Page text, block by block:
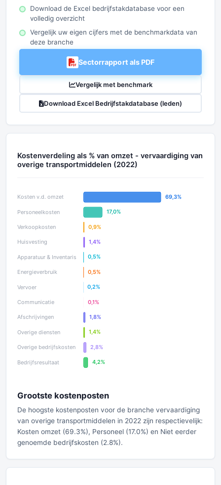
Download de Excel bedrijfstakdatabase voor een
volledig overzicht
Vergelijk uw eigen cijfers met de benchmarkdata van
deze branche
Sectorrapport als PDF
Vergelijk met benchmark
Download Excel Bedrijfstakdatabase (leden)
Kostenverdeling als % van omzet - vervaardiging van
overige transportmiddelen (2022)
Grootste kostenposten
De hoogste kostenposten voor de branche vervaardiging
van overige transportmiddelen in 2022 zijn respectievelijk:
Kosten omzet (69.3%), Personeel (17.0%) en Niet eerder
genoemde bedrijfskosten (2.8%).